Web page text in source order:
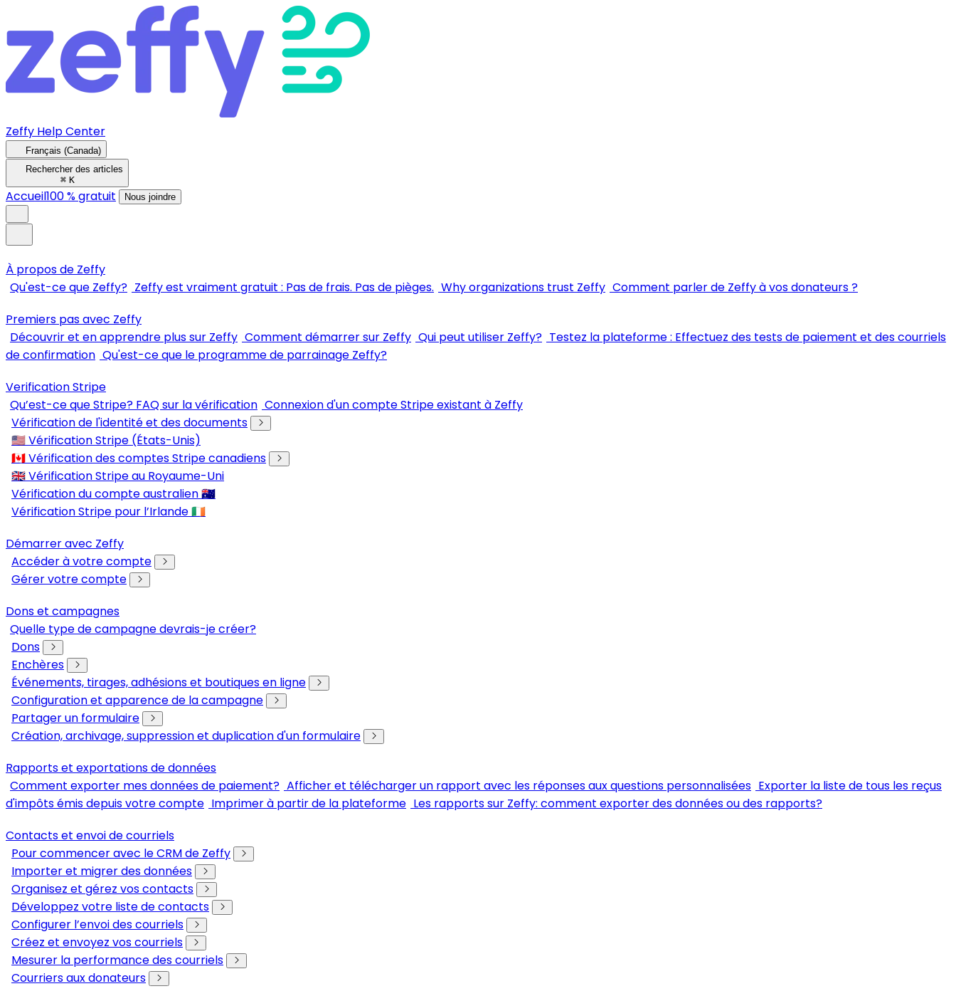
Zeffy Help Center
Français (Canada)
Rechercher des articles
⌘ K
Accueil100 % gratuit Nous joindre
À propos de Zeffy
Qu'est-ce que Zeffy? Zeffy est vraiment gratuit : Pas de frais. Pas de pièges. Why organizations trust Zeffy Comment parler de Zeffy à vos donateurs ?
Premiers pas avec Zeffy
Découvrir et en apprendre plus sur Zeffy Comment démarrer sur Zeffy Qui peut utiliser Zeffy? Testez la plateforme : Effectuez des tests de paiement et des courriels
de confirmation Qu'est-ce que le programme de parrainage Zeffy?
Verification Stripe
Qu’est-ce que Stripe? FAQ sur la vérification Connexion d'un compte Stripe existant à Zeffy
Vérification de l'identité et des documents
🇺🇸 Vérification Stripe (États-Unis)
🇨🇦 Vérification des comptes Stripe canadiens
🇬🇧 Vérification Stripe au Royaume-Uni
Vérification du compte australien 🇦🇺
Vérification Stripe pour l’Irlande 🇮🇪
Démarrer avec Zeffy
Accéder à votre compte
Gérer votre compte
Dons et campagnes
Quelle type de campagne devrais-je créer?
Dons
Enchères
Événements, tirages, adhésions et boutiques en ligne
Configuration et apparence de la campagne
Partager un formulaire
Création, archivage, suppression et duplication d'un formulaire
Rapports et exportations de données
Comment exporter mes données de paiement? Afficher et télécharger un rapport avec les réponses aux questions personnalisées Exporter la liste de tous les reçus
d'impôts émis depuis votre compte Imprimer à partir de la plateforme Les rapports sur Zeffy: comment exporter des données ou des rapports?
Contacts et envoi de courriels
Pour commencer avec le CRM de Zeffy
Importer et migrer des données
Organisez et gérez vos contacts
Développez votre liste de contacts
Configurer l’envoi des courriels
Créez et envoyez vos courriels
Mesurer la performance des courriels
Courriers aux donateurs